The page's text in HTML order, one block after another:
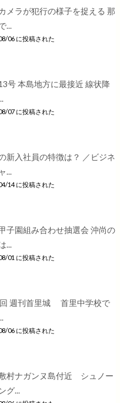
メラが犯行の様子を捉える 那
...
06 に投稿された
号 本島地方に最接近 線状降
07 に投稿された
新入社員の特徴は？ ／ビジネ
...
14 に投稿された
子園組み合わせ抽選会 沖尚の
...
01 に投稿された
週刊首里城 首里中学校で
06 に投稿された
村ナガンヌ島付近 シュノー
グ...